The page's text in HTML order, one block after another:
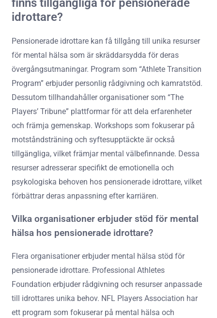
finns tillgängliga för pensionerade
idrottare?
Pensionerade idrottare kan få tillgång till unika resurser
för mental hälsa som är skräddarsydda för deras
övergångsutmaningar. Program som “Athlete Transition
Program” erbjuder personlig rådgivning och kamratstöd.
Dessutom tillhandahåller organisationer som “The
Players’ Tribune” plattformar för att dela erfarenheter
och främja gemenskap. Workshops som fokuserar på
motståndsträning och syftesupptäckte är också
tillgängliga, vilket främjar mental välbefinnande. Dessa
resurser adresserar specifikt de emotionella och
psykologiska behoven hos pensionerade idrottare, vilket
förbättrar deras anpassning efter karriären.
Vilka organisationer erbjuder stöd för mental
hälsa hos pensionerade idrottare?
Flera organisationer erbjuder mental hälsa stöd för
pensionerade idrottare. Professional Athletes
Foundation erbjuder rådgivning och resurser anpassade
till idrottares unika behov. NFL Players Association har
ett program som fokuserar på mental hälsa och